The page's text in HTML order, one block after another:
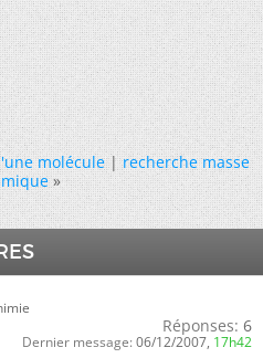
molécule|recherche masse
»
Réponses: 6
Dernier message: 06/12/2007, 17h42